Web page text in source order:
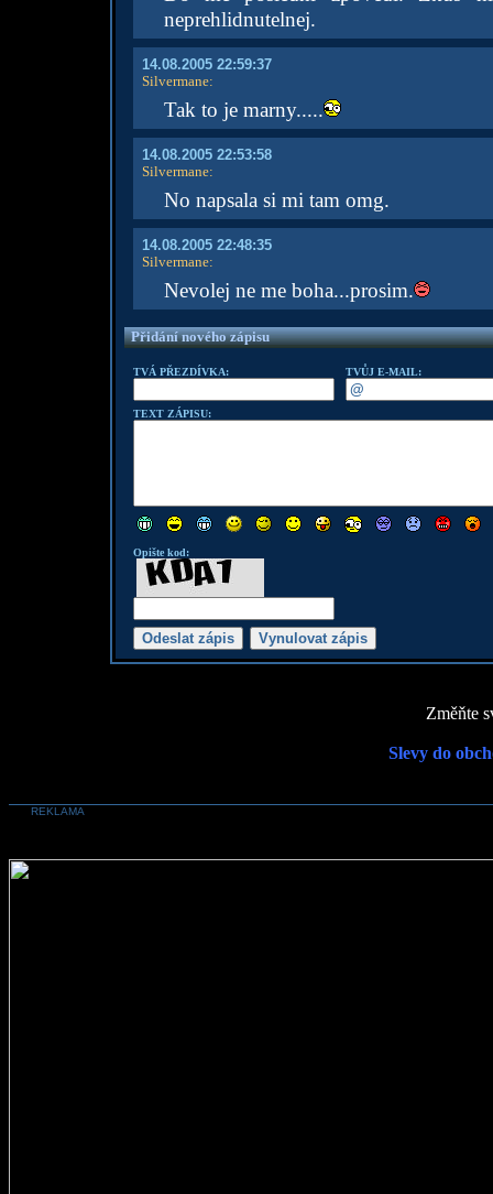
neprehlidnutelnej.
14.08.2005 22:59:37
Silvermane:
Tak to je marny.....
14.08.2005 22:53:58
Silvermane:
No napsala si mi tam omg.
14.08.2005 22:48:35
Silvermane:
Nevolej ne me boha...prosim.
Přidání nového zápisu
TVÁ PŘEZDÍVKA: TVŮJ E-MAIL:
TEXT ZÁPISU:
Opište kod:
Změňte
Slevy do
REKLAMA